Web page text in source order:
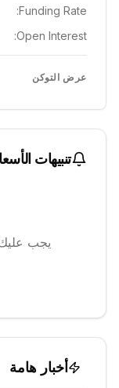
Funding Rate:
Open Interest:
عرض التوكن
تنبيهات
يجب عليك
أخبار هامة